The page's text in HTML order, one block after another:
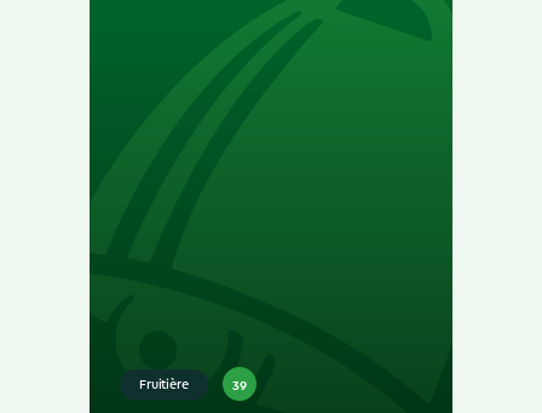
Fruitière 39